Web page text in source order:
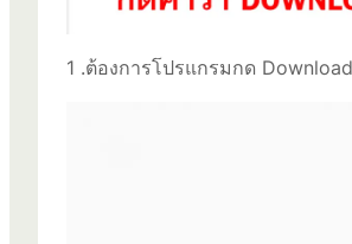
1 .ต้องการโปรแกรมกด